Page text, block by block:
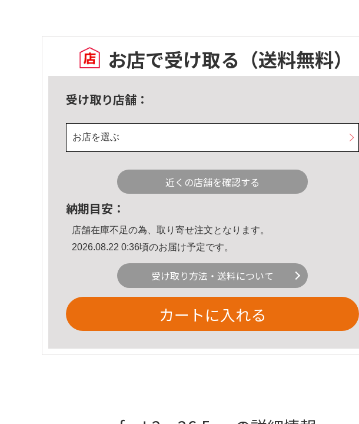
お店で受け取る （送料無料）
受け取り店舗：
お店を選ぶ
近くの店舗を確認する
納期目安：
店舗在庫不足の為、取り寄せ注文となります。
2026.08.22 0:36頃のお届け予定です。
受け取り方法・送料について
カートに入れる